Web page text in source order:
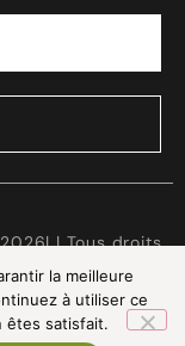
| Tous droits
Servicesla meilleure
à utiliser ce
êtes satisfait.